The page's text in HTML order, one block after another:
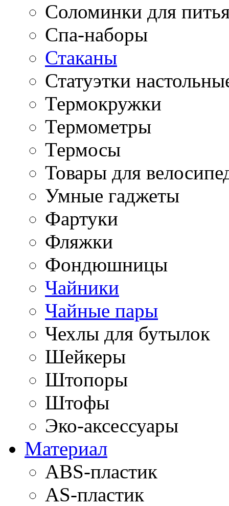
Соломинки для
Спа-наборы
Стаканы
Статуэтки
Термокружки
Термометры
Термосы
Товары для
Умные гаджеты
Фартуки
Фляжки
Фондюшницы
Чайники
Чайные пары
Чехлы для бутылок
Шейкеры
Штопоры
Штофы
Эко-аксессуары
Материал
ABS-пластик
AS-пластик